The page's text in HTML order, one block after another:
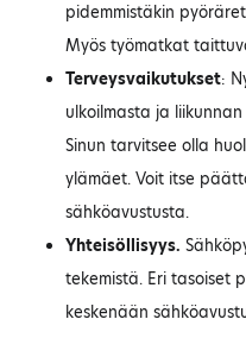
pidemmistäkin
Myös työmatkat
Terveysvaikutukset:
ulkoilmasta ja
Sinun tarvitsee olla
ylämäet. Voit itse
sähköavustusta.
Yhteisöllisyys.
tekemistä. Eri tasoiset
keskenään